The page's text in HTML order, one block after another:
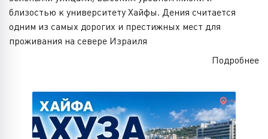
близостью к университету Хайфы. Дения считается
одним из самых дорогих и престижных мест для
проживания на севере Израиля
Подробнее